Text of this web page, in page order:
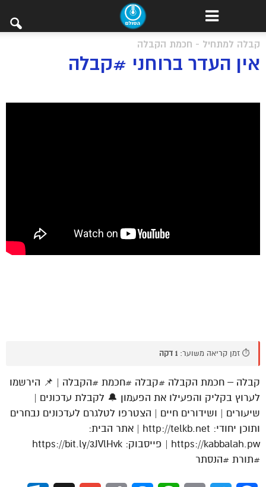
קבלה למתחיל - חכמת הקבלה
אין העדר ברוחני #קבלה
⏱️ זמן קריאה משוער: 1 דקה
קבלה – חכמת הקבלה #קבלה #חכמת #הקבלה | 📌 הירשמו
לערוץ בקליק והפעילו את הפעמון 🔔 לקבלת עדכונים |
שיעורים | ושידורים חיים | הצטרפו לטלגרם לעדכונים נבחרים
ותוכן יחודי: http://telkb.net | אתר הבית:
https://kabbalah.pw | פייסבוק: https://bit.ly/3JVlHvk
#תורת #הנסתר